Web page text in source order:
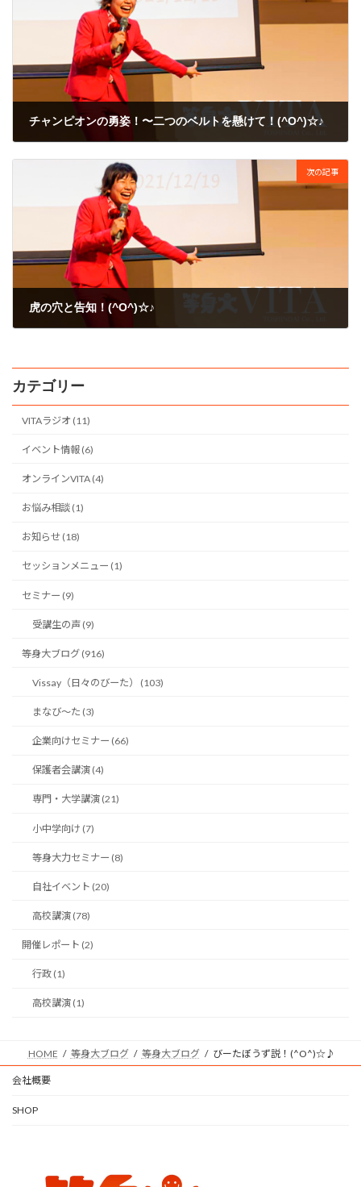
チャンピオンの勇姿！〜二つのベルトを懸けて！(^O^)☆♪
次の記事
虎の穴と告知！(^O^)☆♪
カテゴリー
VITAラジオ (11)
イベント情報 (6)
オンラインVITA (4)
お悩み相談 (1)
お知らせ (18)
セッションメニュー (1)
セミナー (9)
受講生の声 (9)
等身大ブログ (916)
Vissay（日々のびーた） (103)
まなび〜た (3)
企業向けセミナー (66)
保護者会講演 (4)
専門・大学講演 (21)
小中学向け (7)
等身大力セミナー (8)
自社イベント (20)
高校講演 (78)
開催レポート (2)
行政 (1)
高校講演 (1)
HOME 等身大ブログ 等身大ブログ びーたぼうず説！(^O^)☆♪
会社概要
SHOP